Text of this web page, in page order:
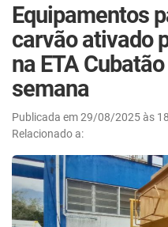
Equipamentos
carvão ativado
na ETA
semana
Publicada em 29/08/2025 às
Relacionado a: